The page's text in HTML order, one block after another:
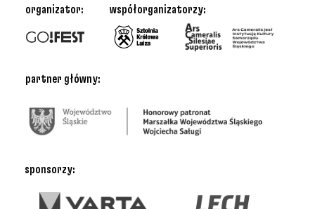
partner główny:
sponsorzy:
organizator: współorganizatorzy: